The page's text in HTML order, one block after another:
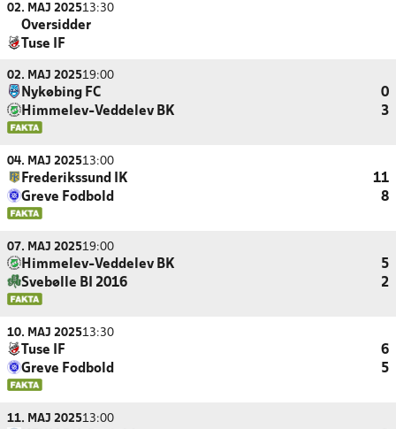
02. MAJ 202513:30
Oversidder
Tuse IF
02. MAJ 202519:00
Nykøbing FC
0
Himmelev-Veddelev BK
3
04. MAJ 202513:00
Frederikssund IK
11
Greve Fodbold
8
07. MAJ 202519:00
Himmelev-Veddelev BK
5
Svebølle BI 2016
2
10. MAJ 202513:30
Tuse IF
6
Greve Fodbold
5
11. MAJ 202513:00